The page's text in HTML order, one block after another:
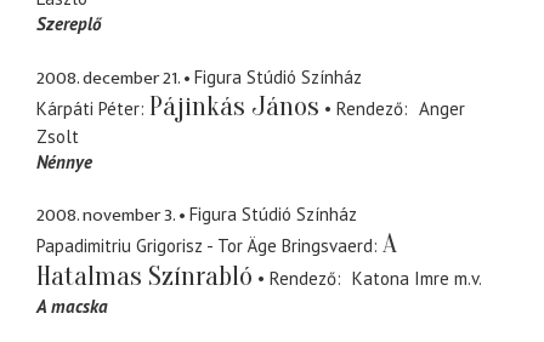
Szereplő
2008. december 21.
Figura Stúdió Színház
Kárpáti Péter Pájinkás János Rendező
Anger
Zsolt
Nénnye
2008. november 3.
Figura Stúdió Színház
Papadimitriu Grigorisz - Tor Äge Bringsvaerd A
Hatalmas Színrabló
Rendező Katona Imre m.v.
A macska